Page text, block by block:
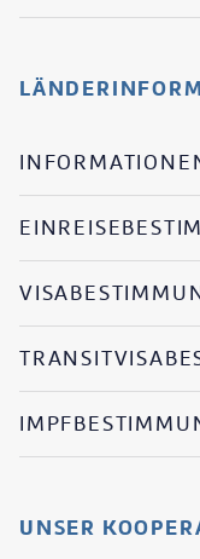
UNSER